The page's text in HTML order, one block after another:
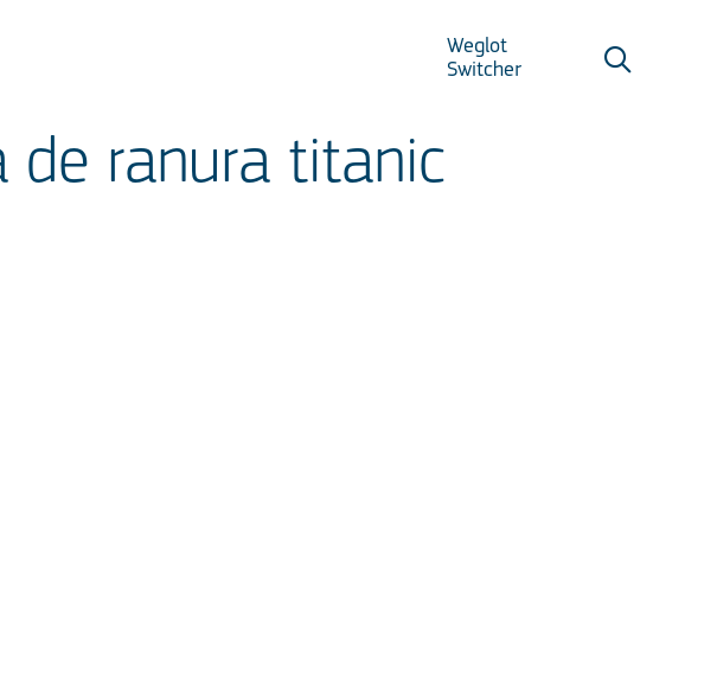
Weglot
Switcher
de ranura titanic